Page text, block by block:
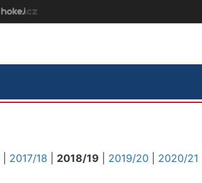
2017/18 2018/19 2019/20
2020/21